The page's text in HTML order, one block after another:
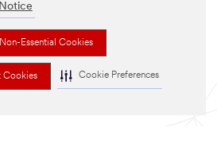
Essential Cookies
Cookies Cookie Preferences